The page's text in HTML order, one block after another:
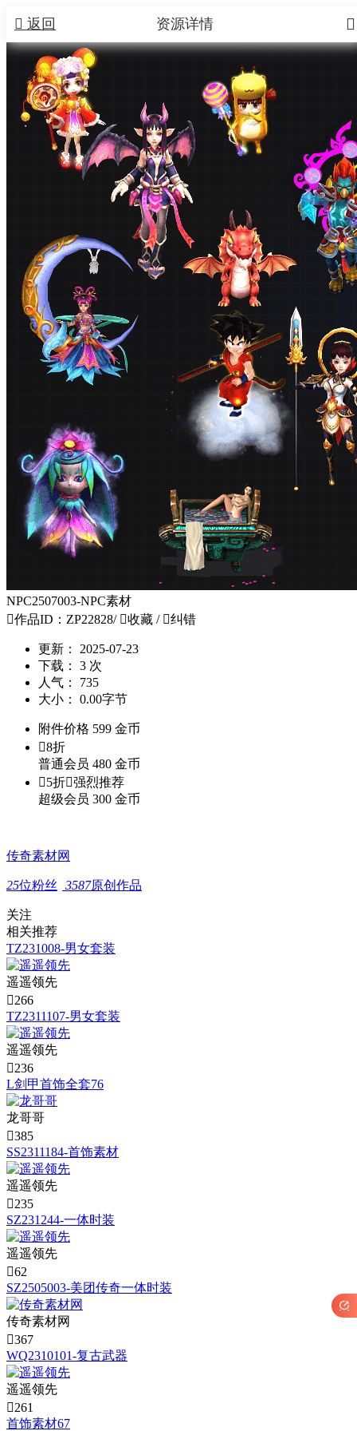
 返回 
资源详情
NPC2507003-NPC素材
作品ID：ZP22828/ 收藏 / 纠错
更新：
2025-07-23
下载：
3 次
人气：
735
大小：
0.00字节
附件价格 599 金币
8折
普通会员 480 金币
5折强烈推荐
超级会员 300 金币
传奇素材网
25位粉丝 3587原创作品
关注
相关推荐
TZ231008-男女套装
遥遥领先
266
TZ2311107-男女套装
遥遥领先
236
L剑甲首饰全套76
龙哥哥
385
SS2311184-首饰素材
遥遥领先
235
SZ231244-一体时装
遥遥领先
62
SZ2505003-美团传奇一体时装
传奇素材网
367
WQ2310101-复古武器
遥遥领先
261
首饰素材67
